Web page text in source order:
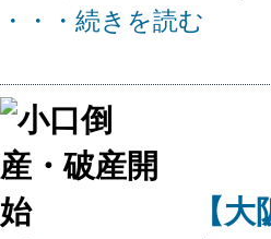
・・・続きを読む
【